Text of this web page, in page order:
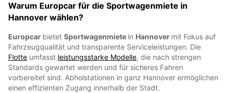
Warum Europcar für die Sportwagenmiete in
Hannover wählen?
Europcar bietet Sportwagenmiete in Hannover mit Fokus auf
Fahrzeugqualität und transparente Serviceleistungen. Die
Flotte umfasst leistungsstarke Modelle, die nach strengen
Standards gewartet werden und für sicheres Fahren
vorbereitet sind. Abholstationen in ganz Hannover ermöglichen
einen effizienten Zugang innerhalb der Stadt.